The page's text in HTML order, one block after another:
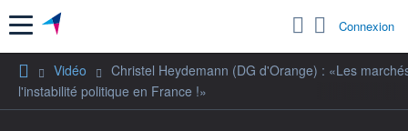
Menu Connexion
Vidéo
Christel Heydemann (DG d'Orange) : «Les
l'instabilité politique en France !»